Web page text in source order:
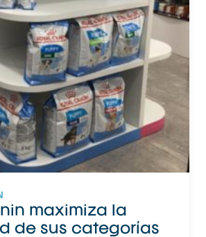
maximiza la
de sus categorías